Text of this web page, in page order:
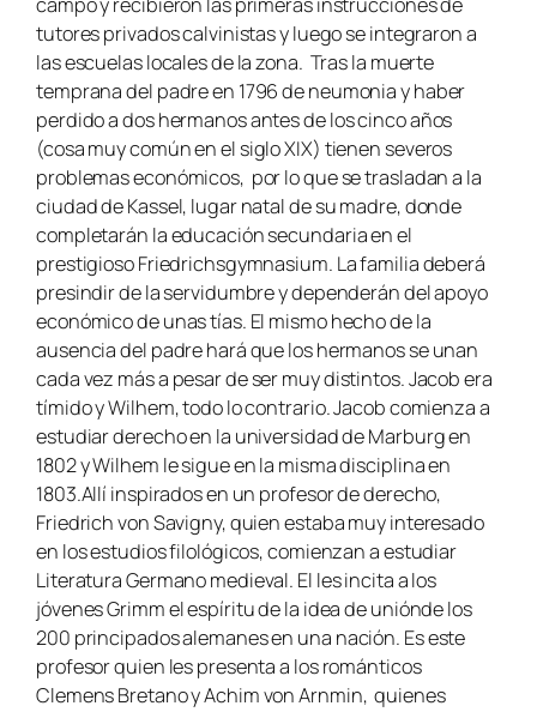
tutores privados calvinistas y luego se integraron a
las escuelas locales de la zona. Tras la muerte
temprana del padre en 1796 de neumonia y haber
perdido a dos hermanos antes de los cinco años
(cosa muy común en el siglo XIX) tienen severos
problemas económicos, por lo que se trasladan a la
ciudad de Kassel, lugar natal de su madre, donde
completarán la educación secundaria en el
prestigioso Friedrichsgymnasium. La familia deberá
presindir de la servidumbre y dependerán del apoyo
económico de unas tías. El mismo hecho de la
ausencia del padre hará que los hermanos se unan
cada vez más a pesar de ser muy distintos. Jacob era
tímido y Wilhem, todo lo contrario. Jacob comienza a
estudiar derecho en la universidad de Marburg en
1802 y Wilhem le sigue en la misma disciplina en
1803.Allí inspirados en un profesor de derecho,
Friedrich von Savigny, quien estaba muy interesado
en los estudios filológicos, comienzan a estudiar
Literatura Germano medieval. El les incita a los
jóvenes Grimm el espíritu de la idea de uniónde los
200 principados alemanes en una nación. Es este
profesor quien les presenta a los románticos
Clemens Bretano y Achim von Arnmin, quienes